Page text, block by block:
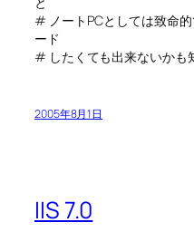
# ノートPCとしては致命
ード
# したくても出来ないかも
2005年8月1日
IIS 7.0